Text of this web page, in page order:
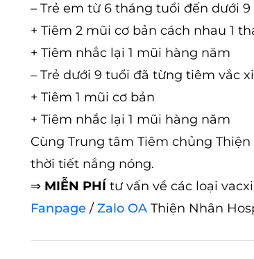
– Trẻ em từ 6 tháng tuổi đến dưới
+ Tiêm 2 mũi cơ bản cách nhau 1
+ Tiêm nhắc lại 1 mũi hàng năm
– Trẻ dưới 9 tuổi đã từng tiêm vắc
+ Tiêm 1 mũi cơ bản
+ Tiêm nhắc lại 1 mũi hàng năm
Cùng Trung tâm Tiêm chủng
thời tiết nắng nóng.
⇒ MIỄN PHÍ tư vấn về các loại
Fanpage / Zalo OA Thiện Nhân